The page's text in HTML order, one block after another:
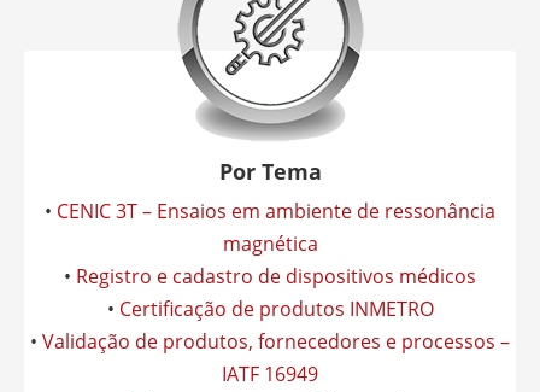
Por Tema
• CENIC 3T – Ensaios em ambiente de ressonância
magnética
• Registro e cadastro de dispositivos médicos
• Certificação de produtos INMETRO
• Validação de produtos, fornecedores e processos –
IATF 16949